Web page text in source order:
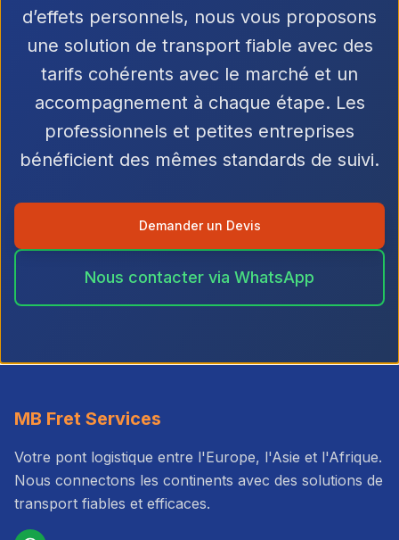
d’effets personnels, nous vous proposons
une solution de transport fiable avec des
tarifs cohérents avec le marché et un
accompagnement à chaque étape. Les
professionnels et petites entreprises
bénéficient des mêmes standards de suivi.
Demander un Devis
Nous contacter via WhatsApp
MB Fret Services
Votre pont logistique entre l'Europe, l'Asie et l'Afrique.
Nous connectons les continents avec des solutions de
transport fiables et efficaces.